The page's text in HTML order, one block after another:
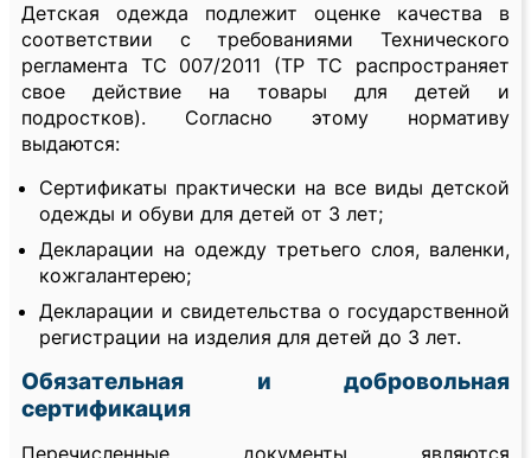
Детская одежда подлежит оценке качества в
соответствии с требованиями Технического
регламента ТС 007/2011 (ТР ТС распространяет
свое действие на товары для детей и
подростков). Согласно этому нормативу
выдаются:
Сертификаты практически на все виды детской
одежды и обуви для детей от 3 лет;
Декларации на одежду третьего слоя, валенки,
кожгалантерею;
Декларации и свидетельства о государственной
регистрации на изделия для детей до 3 лет.
Обязательная и добровольная
сертификация